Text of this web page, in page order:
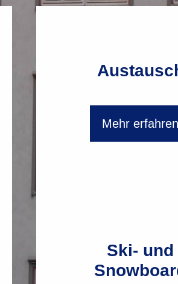
Mehr erfahren
Ski- und